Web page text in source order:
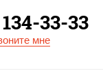
33-33
мне